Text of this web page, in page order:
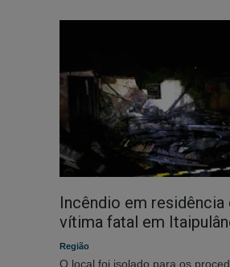
Incêndio em residência
vítima fatal em
Região
O local foi isolado para os